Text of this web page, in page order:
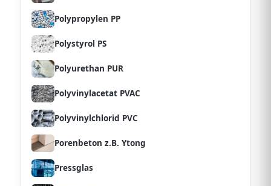
Polypropylen PP
Polystyrol PS
Polyurethan PUR
Polyvinylacetat PVAC
Polyvinylchlorid PVC
Porenbeton z.B. Ytong
Pressglas